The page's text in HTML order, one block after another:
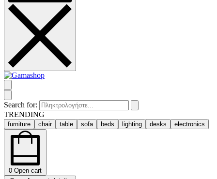
Search for:
TRENDING
furniture chair table sofa beds lighting desks electronics
0 Open cart